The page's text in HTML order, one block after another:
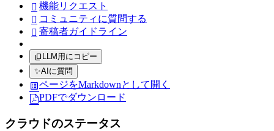
 機能リクエスト
 コミュニティに質問する
 寄稿者ガイドライン
LLM用にコピー
✨AIに質問
ページをMarkdownとして開く
PDFでダウンロード
クラウドのステータス